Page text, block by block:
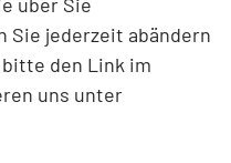
Sie jederzeit abändern
bitte den Link im
uns unter